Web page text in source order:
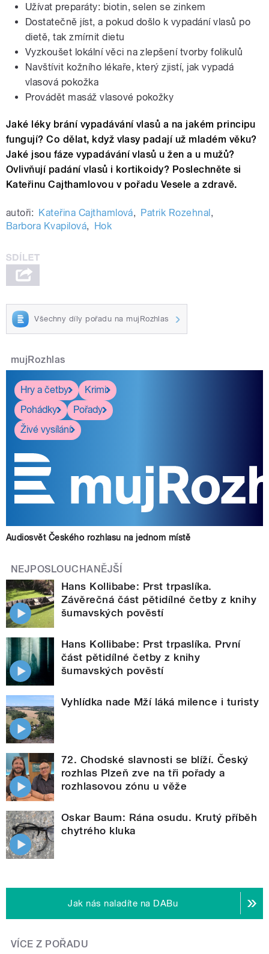
Užívat preparáty: biotin, selen se zinkem
Dostatečně jíst, a pokud došlo k vypadání vlasů po
dietě, tak zmírnit dietu
Vyzkoušet lokální věci na zlepšení tvorby folikulů
Navštívit kožního lékaře, který zjistí, jak vypadá
vlasová pokožka
Provádět masáž vlasové pokožky
Jaké léky brání vypadávání vlasů a na jakém principu
fungují? Co dělat, když vlasy padají už mladém věku?
Jaké jsou fáze vypadávání vlasů u žen a u mužů?
Ovlivňují padání vlasů i kortikoidy? Poslechněte si
Kateřinu Cajthamlovou v pořadu Vesele a zdravě.
autoři: Kateřina Cajthamlová, Patrik Rozehnal,
Barbora Kvapilová, Hok
Všechny díly pořadu na mujRozhlas
mujRozhlas
Hry a četby
Krimi
Pohádky
Pořady
Živé vysílání
Audiosvět Českého rozhlasu na jednom místě
NEJPOSLOUCHANĚJŠÍ
Hans Kollibabe: Prst trpaslíka.
Závěrečná část pětidílné četby z knihy
šumavských pověstí
Hans Kollibabe: Prst trpaslíka. První
část pětidílné četby z knihy
šumavských pověstí
Vyhlídka nade Mží láká milence i turisty
72. Chodské slavnosti se blíží. Český
rozhlas Plzeň zve na tři pořady a
rozhlasovou zónu u věže
Oskar Baum: Rána osudu. Krutý příběh
chytrého kluka
Jak nás naladíte na DABu
VÍCE Z POŘADU